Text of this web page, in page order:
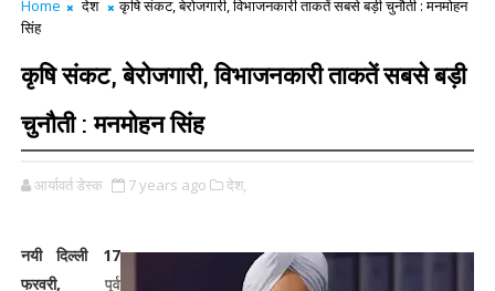
Home देश
कृषि संकट, बेरोजगारी, विभाजनकारी ताकतें सबसे बड़ी चुनौती : मनमोहन
सिंह
कृषि संकट, बेरोजगारी, विभाजनकारी ताकतें सबसे बड़ी
चुनौती : मनमोहन सिंह
आर्यावर्त डेस्क 7 years ago देश,
नयी दिल्ली 17
फरवरी,पूर्व